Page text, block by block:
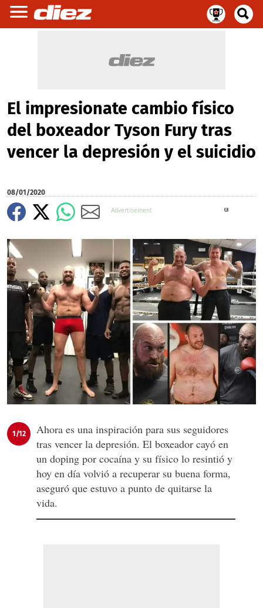
El impresionate cambio físico
del boxeador Tyson Fury tras
vencer la depresión y el suicidio
08/01/2020
1/12
Ahora es una inspiración para sus seguidores
tras vencer la depresión. El boxeador cayó en
un doping por cocaína y su físico lo resintió y
hoy en día volvió a recuperar su buena forma,
aseguró que estuvo a punto de quitarse la
vida.
X